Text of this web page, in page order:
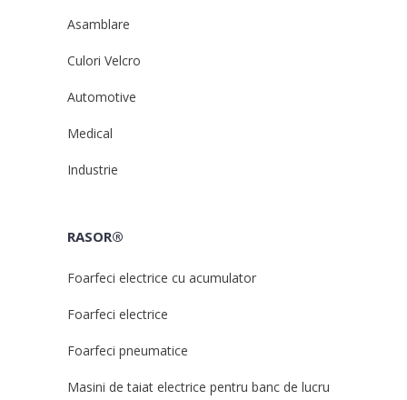
Asamblare
Culori Velcro
Automotive
Medical
Industrie
RASOR®
Foarfeci electrice cu acumulator
Foarfeci electrice
Foarfeci pneumatice
Masini de taiat electrice pentru banc de lucru